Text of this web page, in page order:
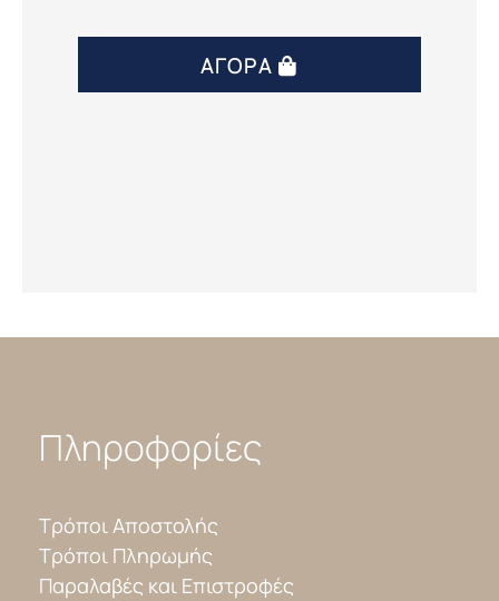
ΑΓΟΡΆ
Πληροφορίες
Τρόποι Αποστολής
Τρόποι Πληρωμής
Παραλαβές και Επιστροφές